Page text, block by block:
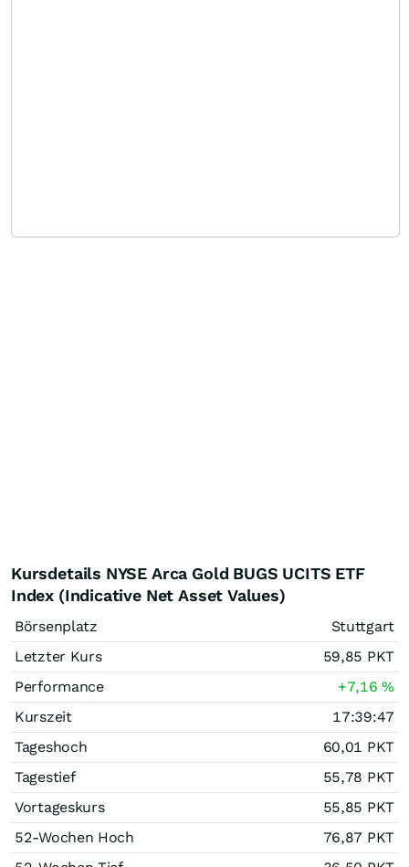
Kursdetails NYSE Arca Gold BUGS UCITS ETF
Index (Indicative Net Asset Values)
Börsenplatz
Stuttgart
Letzter Kurs
59,85 PKT
Performance
+7,16%
Kurszeit
17:39:47
Tageshoch
60,01 PKT
Tagestief
55,78 PKT
Vortageskurs
55,85 PKT
52-Wochen Hoch
76,87 PKT